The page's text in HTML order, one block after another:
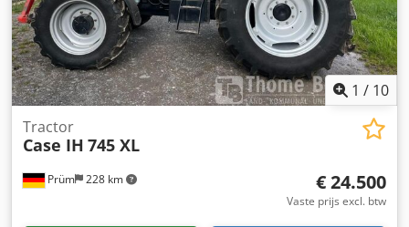
1 / 10
Prüm 228 km
Tractor
Case IH 745 XL
€ 24.500
Vaste prijs excl. btw